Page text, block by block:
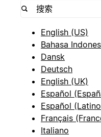
English (US)
Bahasa
Dansk
Deutsch
English (UK)
Español
Español
Français
Italiano